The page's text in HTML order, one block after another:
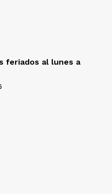
feriados al lunes a